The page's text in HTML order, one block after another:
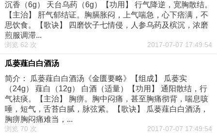
沉香（6g） 天台乌药（6g）【功用】 行气降逆，宽胸散结。
【主治】 肝气郁结证。胸膈胀闷，上气喘急，心下痞满，不
思饮食。【歌诀】 四磨饮子七情侵，人参乌药及槟沉，浓磨
煎服调滞...
浏览 62 次 2017-07-07 17:49:54
瓜蒌薤白白酒汤
简介： 瓜蒌薤白白酒汤《金匮要略》【组成】 瓜蒌实
（24g） 薤白（12g） 白酒（适量）【功用】 通阳散结，行
气祛痰。【主治】 胸痹。胸中闷痛，甚至胸痛彻背，喘息咳
唾，短气，舌苔白腻，脉弦紧。【歌诀】 瓜蒌薤白白酒汤，
胸痹胸闷痛难当，...
浏览 70 次 2017-07-07 17:49:54